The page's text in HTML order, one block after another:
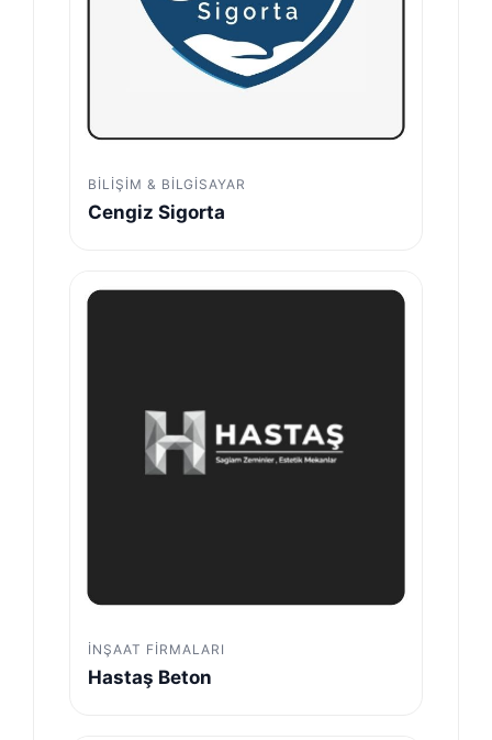
BILIŞIM & BILGISAYAR
Cengiz Sigorta
İNŞAAT FIRMALARI
Hastaş Beton